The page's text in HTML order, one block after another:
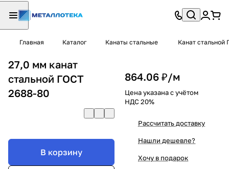
Главная Каталог Канаты стальные Канат стальной
27,0 мм канат
стальной ГОСТ
2688-80
В корзину
864.06 ₽/м
Цена указана с учётом
НДС 20%
Рассчитать доставку
Нашли дешевле?
Хочу в подарок